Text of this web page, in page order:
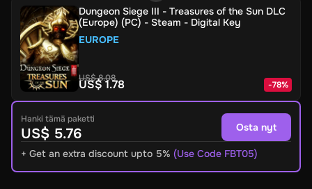
Dungeon Siege III - Treasures of the Sun DLC
(Europe) (PC) - Steam - Digital Key
EUROPE
US$ 8.08
US$ 1.78 -78%
Hanki tämä paketti
US$ 5.76 Osta nyt
+ Get an extra discount upto 5% (Use Code FBT05)